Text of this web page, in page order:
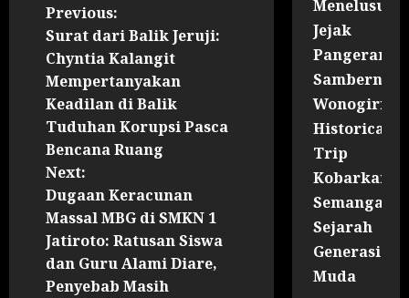
Previous:
Surat dari Balik Jeruji:
Chyntia Kalangit
Mempertanyakan
Keadilan di Balik
Tuduhan Korupsi Pasca
Bencana Ruang
Next:
Dugaan Keracunan
Massal MBG di SMKN 1
Jatiroto: Ratusan Siswa
dan Guru Alami Diare,
Penyebab Masih
Menelusuri
Jejak
Pangeran
Wonogiri
Historical
Trip
Kobarkan
Semangat
Sejarah
Generasi
Muda